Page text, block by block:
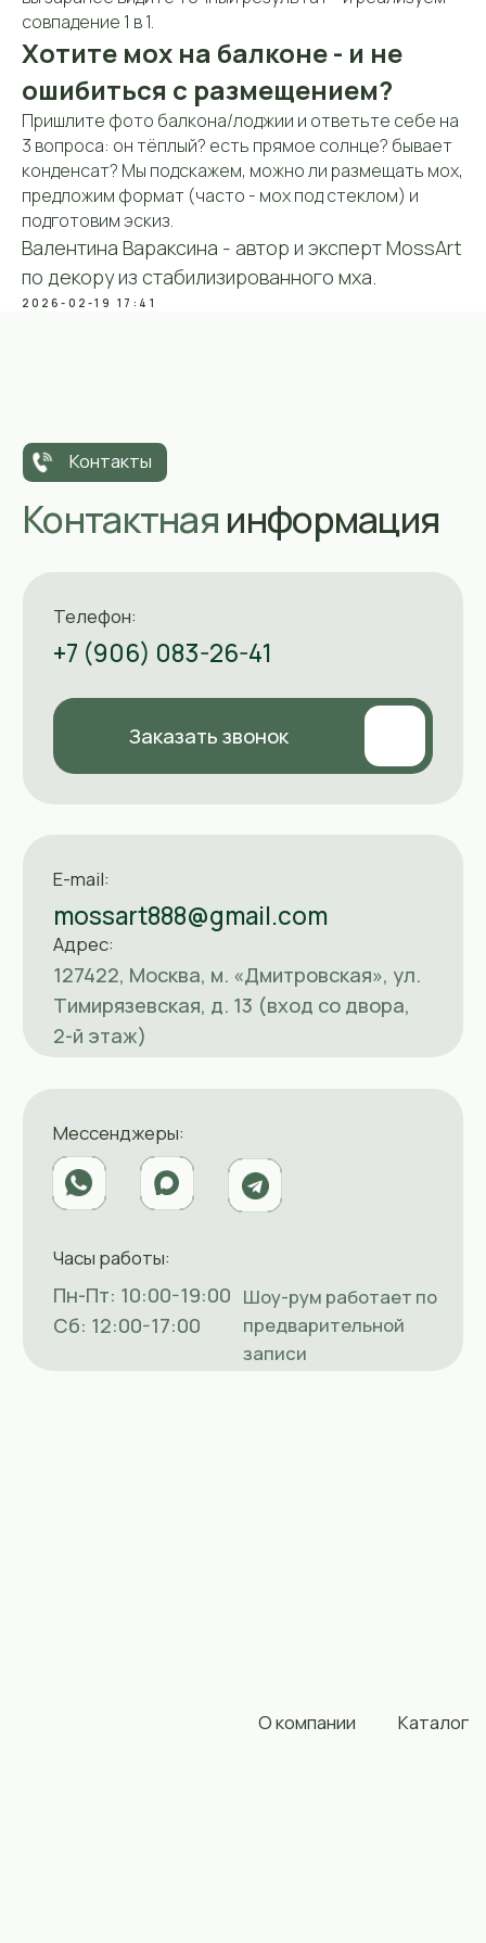
совпадение 1 в 1.
Хотите мох на балконе - и не
ошибиться с размещением?
Пришлите фото балкона/лоджии и ответьте себе на
3 вопроса: он тёплый? есть прямое солнце? бывает
конденсат? Мы подскажем, можно ли размещать мох,
предложим формат (часто - мох под стеклом) и
подготовим эскиз.
Валентина Вараксина - автор и эксперт MossArt
по декору из стабилизированного мха.
2026-02-19 17:41
ИП Вараксина Валентина
Владимировна
ОГРНИП 319508100031803
ИНН 434585388811
Собрать свою картину